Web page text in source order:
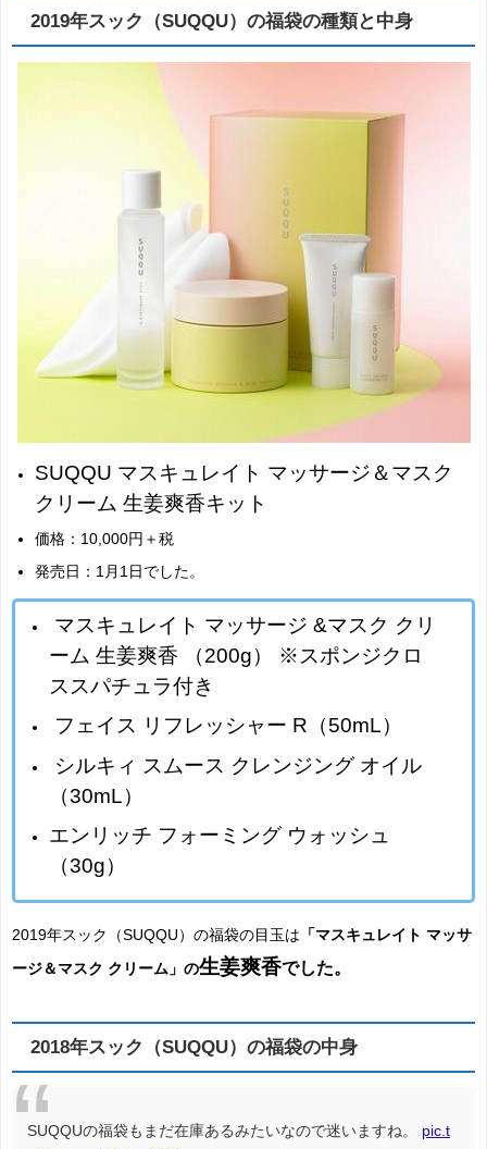
2019年スック（SUQQU）の福袋の種類と中身
SUQQU マスキュレイト マッサージ＆マスク
クリーム 生姜爽香キット
価格：10,000円＋税
発売日：1月1日でした。
マスキュレイト マッサージ &マスク クリ
ーム 生姜爽香 （200g） ※スポンジクロ
ススパチュラ付き
フェイス リフレッシャー R（50mL）
シルキィ スムース クレンジング オイル
（30mL）
エンリッチ フォーミング ウォッシュ
（30g）
2019年スック（SUQQU）の福袋の目玉は 「マスキュレイト マッサ
ージ＆マスク クリーム」の生姜爽香でした。
2018年スック（SUQQU）の福袋の中身
SUQQUの福袋もまだ在庫あるみたいなので迷いますね。 pic.t